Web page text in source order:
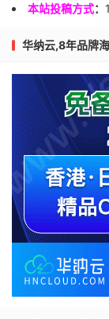
本站投稿方式：
华纳云,8年品牌